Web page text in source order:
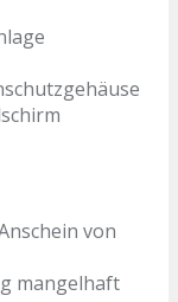
von
mangelhaft